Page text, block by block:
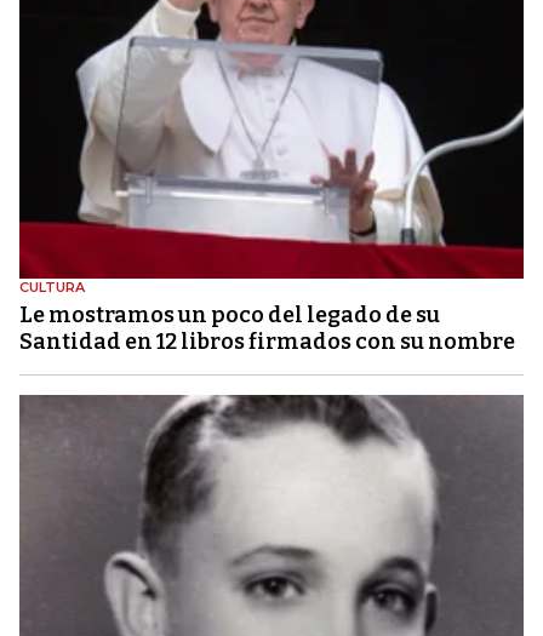
CULTURA
Le mostramos un poco del legado de su
Santidad en 12 libros firmados con su nombre